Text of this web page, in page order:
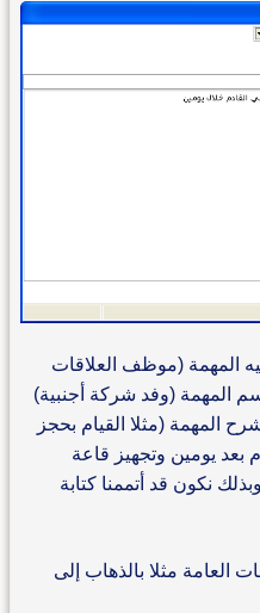
المهمة (موظف العلاقات
المهمة (وفد شركة أجنبية)
المهمة (مثلا القيام بحجز
بعد يومين وتجهيز قاعة
نكون قد أتممنا كتابة
العامة مثلا بالذهاب إلى